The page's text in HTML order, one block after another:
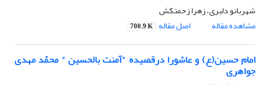
شهربانو دلبری، زهرا زحمتکش
مشاهده مقاله
اصل مقاله 700.9 K
امام حسین(ع) و عاشورا درقصیده "آمنت بالحسین " محمّد مهدی
جواهری